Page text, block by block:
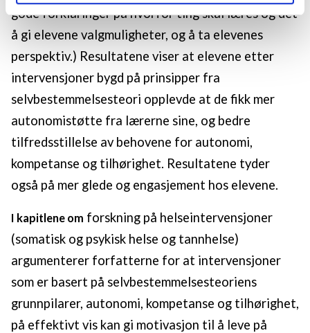
lære hvordan våre nettsider blir brukt slik at vi tilby
relevant innhold, tilpassede annonser og utarbeide
statistikk.
Vi deler bare informasjon om hvordan du bruker
nettstedet med LO Medias egne samarbeidspartnere
oversikten lengre ned på denne siden.
gode forklaringer på hvorfor ting skal læres og det
å gi elevene valgmuligheter, og å ta elevenes
perspektiv.) Resultatene viser at elevene etter
intervensjoner bygd på prinsipper fra
selvbestemmelsesteori opplevde at de fikk mer
autonomistøtte fra lærerne sine, og bedre
tilfredsstillelse av behovene for autonomi,
kompetanse og tilhørighet. Resultatene tyder
også på mer glede og engasjement hos elevene.
I kapitlene om forskning på helseintervensjoner
(somatisk og psykisk helse og tannhelse)
argumenterer forfatterne for at intervensjoner
som er basert på selvbestemmelsesteoriens
grunnpilarer, autonomi, kompetanse og tilhørighet,
på effektivt vis kan gi motivasjon til å leve på